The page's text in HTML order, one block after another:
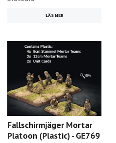
LÄS MER
Fallschirmjäger Mortar
Platoon (Plastic) - GE769